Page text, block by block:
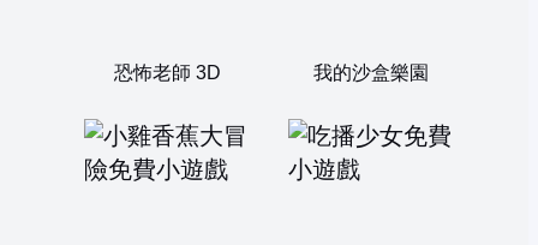
恐怖老師 3D 我的沙盒樂園